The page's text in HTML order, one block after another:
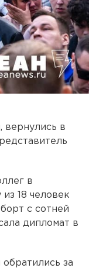
вернулись в
в
18 человек
с сотней
дипломат в
за